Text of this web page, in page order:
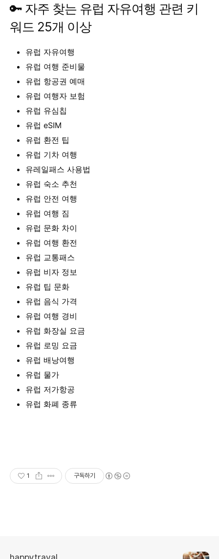
🔑 자주 찾는 유럽 자유여행 관련 키
워드 25개 이상
유럽 자유여행
유럽 여행 준비물
유럽 항공권 예매
유럽 여행자 보험
유럽 유심칩
유럽 eSIM
유럽 환전 팁
유럽 기차 여행
유레일패스 사용법
유럽 숙소 추천
유럽 안전 여행
유럽 여행 짐
유럽 문화 차이
유럽 여행 환전
유럽 교통패스
유럽 비자 정보
유럽 팁 문화
유럽 음식 가격
유럽 여행 경비
유럽 화장실 요금
유럽 로밍 요금
유럽 배낭여행
유럽 물가
유럽 저가항공
유럽 화폐 종류
1 구독하기